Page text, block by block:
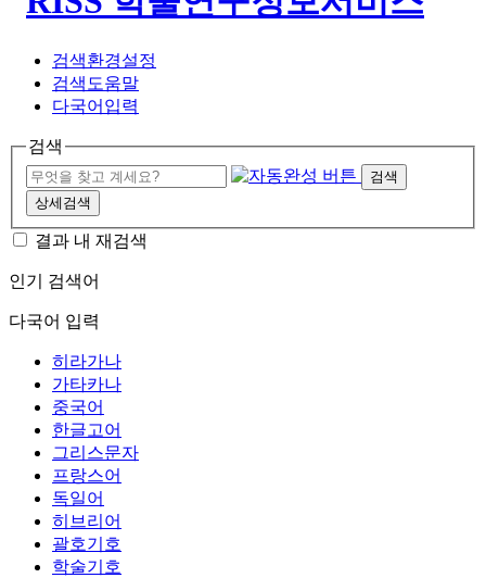
검색환경설정
검색도움말
다국어입력
검색
검색
상세검색
결과 내 재검색
인기 검색어
다국어 입력
히라가나
가타카나
중국어
한글고어
그리스문자
프랑스어
독일어
히브리어
괄호기호
학술기호